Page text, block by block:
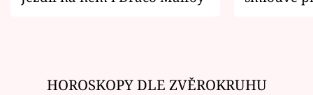
HOROSKOPY DLE ZVĚROKRUHU